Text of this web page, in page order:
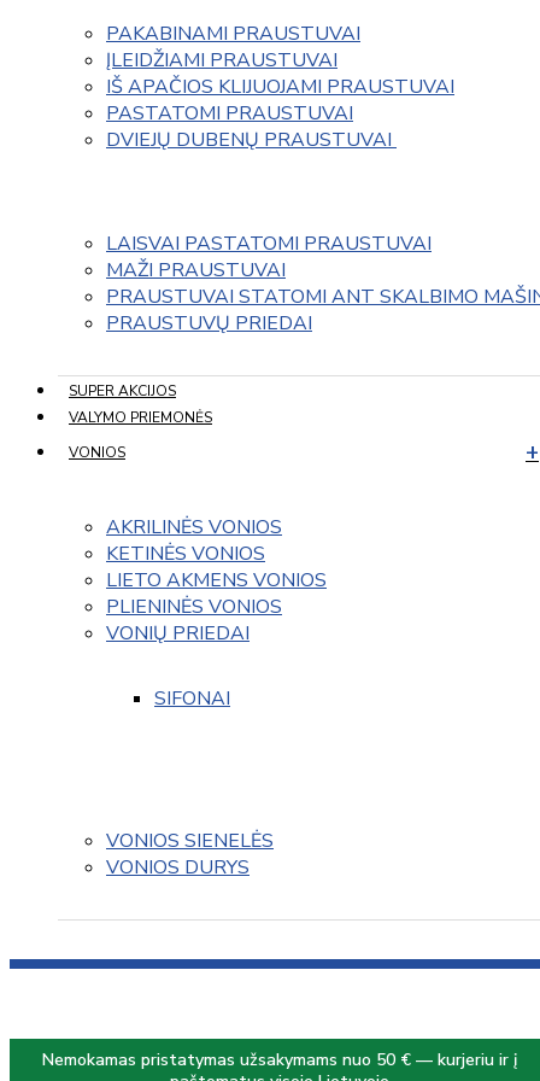
PAKABINAMI PRAUSTUVAI
ĮLEIDŽIAMI PRAUSTUVAI
IŠ APAČIOS KLIJUOJAMI PRAUSTUVAI
PASTATOMI PRAUSTUVAI
DVIEJŲ DUBENŲ PRAUSTUVAI
LAISVAI PASTATOMI PRAUSTUVAI
MAŽI PRAUSTUVAI
PRAUSTUVAI STATOMI ANT SKALBIMO
PRAUSTUVŲ PRIEDAI
SUPER AKCIJOS
VALYMO PRIEMONĖS
VONIOS
AKRILINĖS VONIOS
KETINĖS VONIOS
LIETO AKMENS VONIOS
PLIENINĖS VONIOS
VONIŲ PRIEDAI
SIFONAI
VONIOS SIENELĖS
VONIOS DURYS
Nemokamas pristatymas užsakymams nuo 50 € — kurjeriu ir į